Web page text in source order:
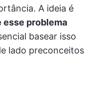
A ideia é
esse problema
basear isso
lado preconceitos